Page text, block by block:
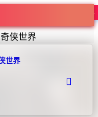
侠世界
世界
热度291